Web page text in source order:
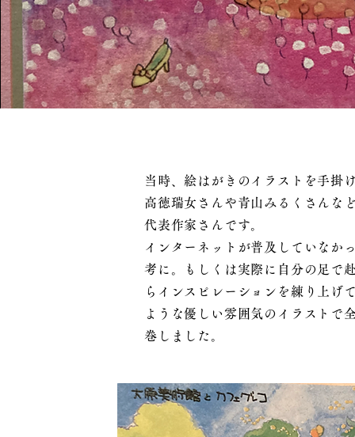
当時、絵はがきのイラストを手
高徳瑞女さんや青山みるくさんな
代表作家さんです。
インターネットが普及していなか
考に。もしくは実際に自分の足で
らインスピレーションを練り上げ
ような優しい雰囲気のイラストで
巻しました。